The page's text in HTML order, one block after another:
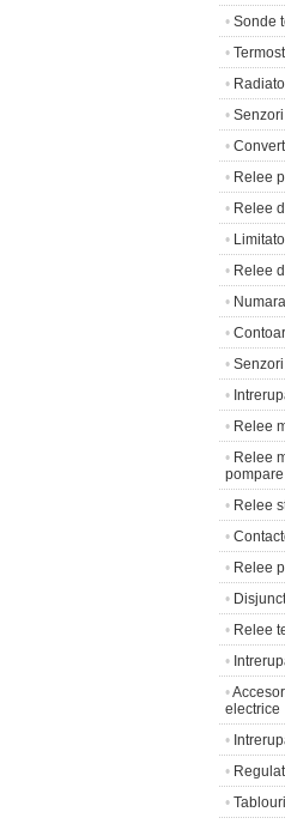
• Sonde
•
•
• Senzori
•
• Relee
• Relee
•
• Relee
•
•
•
•
• Relee
• Relee
pompare
• Relee
•
• Relee
•
• Relee
•
•
electrice
•
•
•